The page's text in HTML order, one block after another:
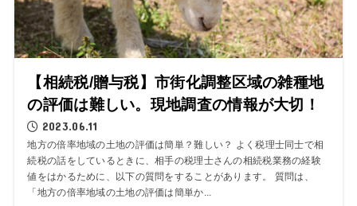
【相続税/贈与税】市街化調整区域の雑種地
の評価は難しい。現地調査の情報が大切！
2023.06.11
地方の倍率地域の土地の評価は簡単？難しい？ よく税理士同士で相
続税の話をしているときに、相手の税理士さんの相続税業務の経験
値をはかるために、以下の質問をすることがあります。 質問は、
「地方の倍率地域の土地の評価は簡単か...